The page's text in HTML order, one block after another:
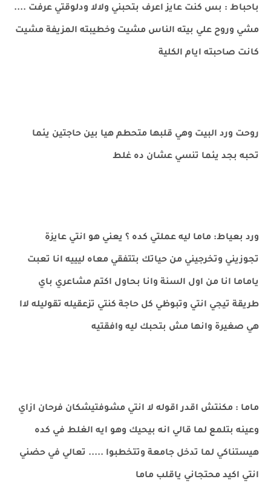
باحباط : بس كنت عايز اعرف بتحبني ولالا ودلوقتي عرفت ....
مشي وروح علي بيته الناس مشيت وخطيبته المزيفة مشيت
كانت صاحبته ايام الكلية
روحت ورد البيت وهي قلبها متحطم هيا بين حاجتين يئما
تحبه بجد يئما تنسي عشان ده غلط
ورد بعياط: ماما ليه عملتي كده ؟ يعني هو انتي عايزة
تجوزيني وتخرجيني من حياتك بتتفقي معاه ليييه انا تعبت
ياماما انا من اول السنة وانا بحاول اكتم مشاعري باي
طريقة تيجي انتي وتبوظي كل حاجة كنتي تزعقيله تقوليله لاا
هي صغيرة وانها مش بتحبك ليه وافقتيه
ماما : مكنتش اقدر اقوله لا انتي مشوفتيشكان فرحان ازاي
وعينه بتلمع لما قالي انه بيحيك وهو ايه الغلط في كده
هيستناكي لما تدخل جامعة وتتخطبوا ..... تعالي في حضني
انتي اكيد محتجاني ياقلب ماما